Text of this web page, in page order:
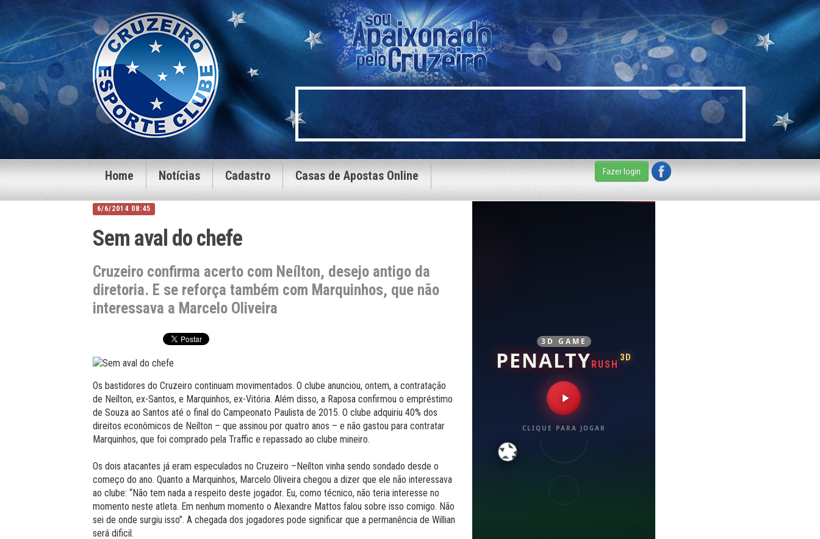
Home Notícias Cadastro Casas de Apostas Online Fazer login
6/6/2014 08:45
Sem aval do chefe
Cruzeiro confirma acerto com Neílton, desejo antigo da
diretoria. E se reforça também com Marquinhos, que não
interessava a Marcelo Oliveira
Os bastidores do Cruzeiro continuam movimentados. O clube anunciou, ontem, a contratação
de Neílton, ex-Santos, e Marquinhos, ex-Vitória. Além disso, a Raposa confirmou o empréstimo
de Souza ao Santos até o final do Campeonato Paulista de 2015. O clube adquiriu 40% dos
direitos econômicos de Neílton – que assinou por quatro anos – e não gastou para contratar
Marquinhos, que foi comprado pela Traffic e repassado ao clube mineiro.
Os dois atacantes já eram especulados no Cruzeiro –Neílton vinha sendo sondado desde o
começo do ano. Quanto a Marquinhos, Marcelo Oliveira chegou a dizer que ele não interessava
ao clube: “Não tem nada a respeito deste jogador. Eu, como técnico, não teria interesse no
momento neste atleta. Em nenhum momento o Alexandre Mattos falou sobre isso comigo. Não
sei de onde surgiu isso”. A chegada dos jogadores pode significar que a permanência de Willian
será dificil.
3D GAME
PENALTYRUSH
3D
CLIQUE PARA JOGAR